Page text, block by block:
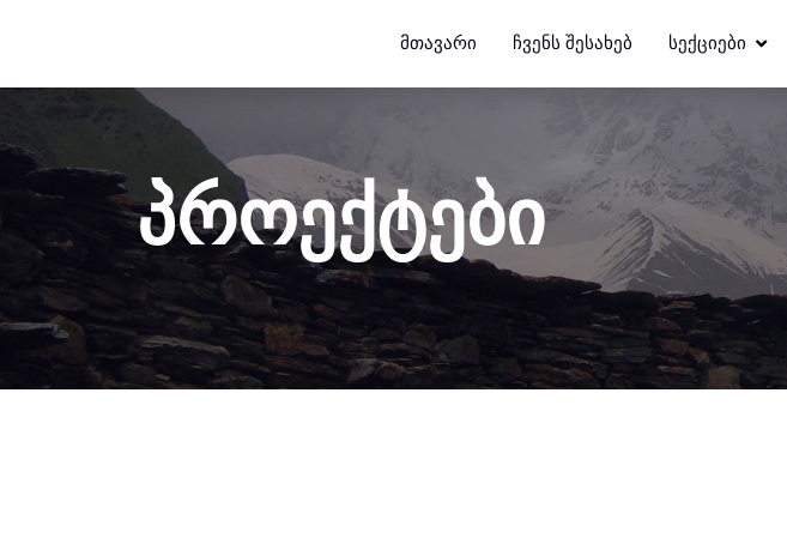
ᲛᲗᲐᲕᲐᲠᲘ ᲩᲕᲔᲜᲡ ᲨᲔᲡᲐᲮᲔᲑ ᲡᲔᲥᲪᲘᲔᲑᲘ
პროექტები